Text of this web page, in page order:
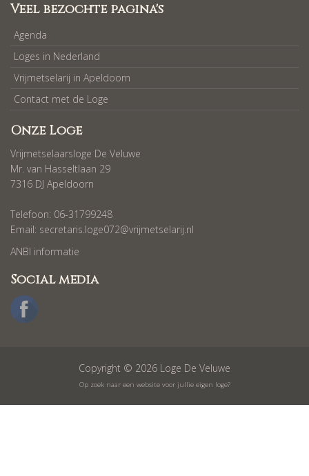
Veel bezochte pagina's
Agenda
Loges in Nederland
Vrijmetselarij in Apeldoorn
Contact met de Loge
Onze Loge
Vrijmetselaarsloge De Veluwe
Mr. van Hasseltlaan 29
7316 DJ Apeldoorn
Telefoon: 06-31799248
Email: secretaris.loge072@vrijmetselarij.nl
ANBI informatie
Social media
Copyright © 2026 Loge De Veluwe
Op zoek naar een website voor jullie eigen loge?